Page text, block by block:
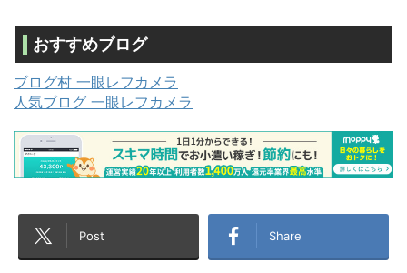
おすすめブログ
ブログ村 一眼レフカメラ
人気ブログ 一眼レフカメラ
Post Share